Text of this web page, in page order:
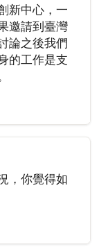
新中心，一
邀請到臺灣
論之後我們
的工作是支
，你覺得如